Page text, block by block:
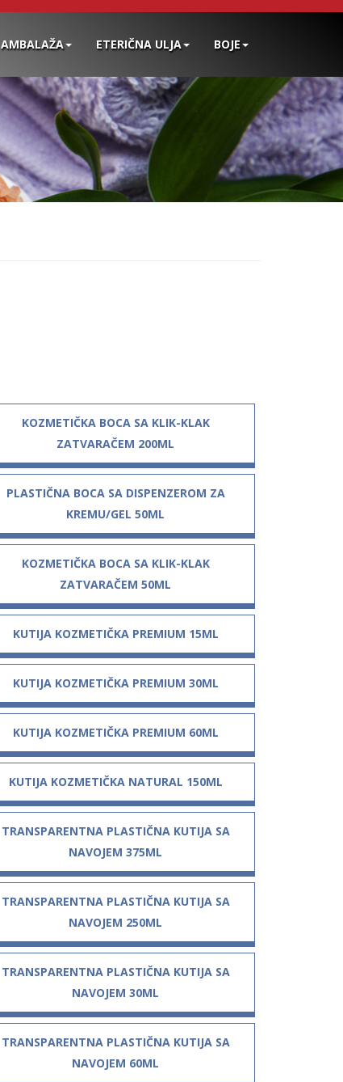
AMBALAŽA ETERIČNA ULJA BOJE
KOZMETIČKA BOCA SA KLIK-KLAK
ZATVARAČEM 200ML
PLASTIČNA BOCA SA DISPENZEROM ZA
KREMU/GEL 50ML
KOZMETIČKA BOCA SA KLIK-KLAK
ZATVARAČEM 50ML
KUTIJA KOZMETIČKA PREMIUM 15ML
KUTIJA KOZMETIČKA PREMIUM 30ML
KUTIJA KOZMETIČKA PREMIUM 60ML
KUTIJA KOZMETIČKA NATURAL 150ML
TRANSPARENTNA PLASTIČNA KUTIJA SA
NAVOJEM 375ML
TRANSPARENTNA PLASTIČNA KUTIJA SA
NAVOJEM 250ML
TRANSPARENTNA PLASTIČNA KUTIJA SA
NAVOJEM 30ML
TRANSPARENTNA PLASTIČNA KUTIJA SA
NAVOJEM 60ML